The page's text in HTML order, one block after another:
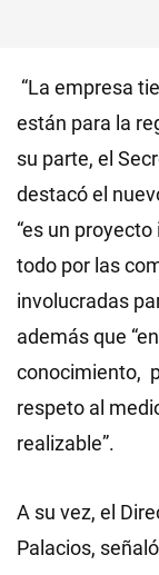
“La empresa
están para la
su parte, el
destacó el
“es un
todo por las
involucradas
además que
conocimiento,
respeto al
realizable”.
A su vez, el
Palacios,